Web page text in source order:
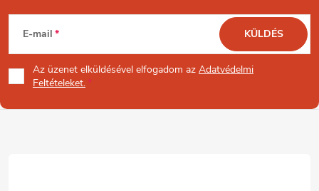
L
á
b
E-mail
Az üzenet elküldésével elfogadom az Adatvédelmi
Feltételeket.
KÜLDÉS